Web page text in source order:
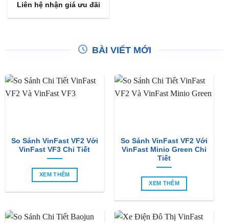
Liên hệ nhận giá ưu đãi
BÀI VIẾT MỚI
So Sánh VinFast VF2 Với
VinFast VF3 Chi Tiết
XEM THÊM
So Sánh VinFast VF2 Với
VinFast Minio Green Chi
Tiết
XEM THÊM